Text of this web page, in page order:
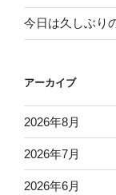
今日は久しぶり
アーカイブ
2026年8月
2026年7月
2026年6月